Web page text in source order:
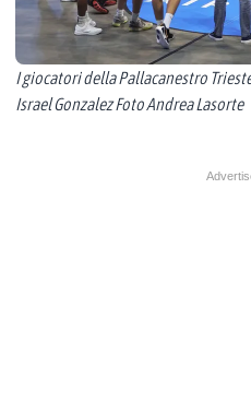
I giocatori della Pallacanestro
Israel Gonzalez Foto Andrea Lasorte